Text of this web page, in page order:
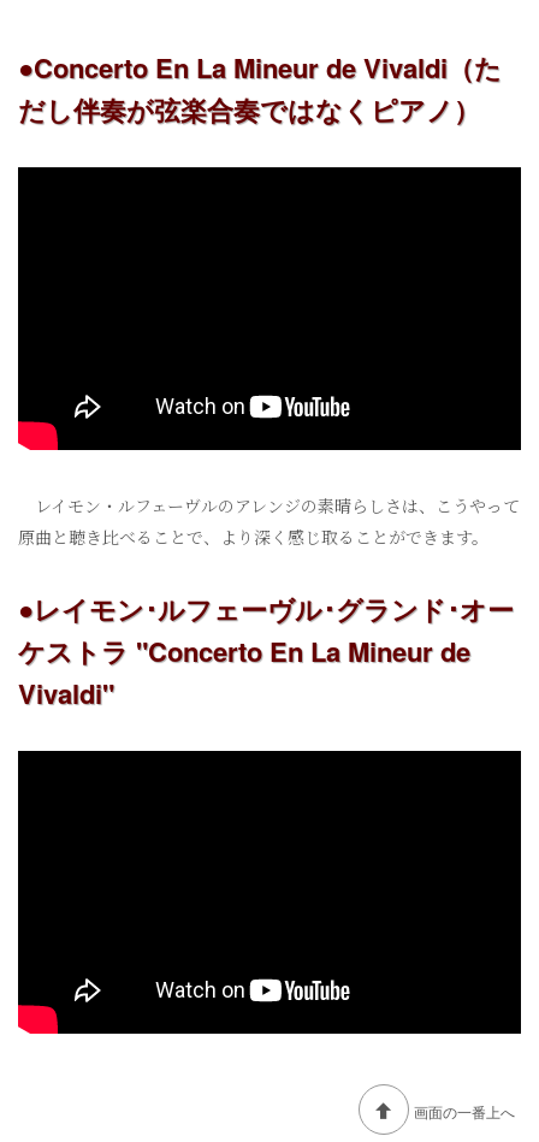
●Concerto En La Mineur de Vivaldi（た
だし伴奏が弦楽合奏ではなくピアノ）
レイモン・ルフェーヴルのアレンジの素晴らしさは、こうやって
原曲と聴き比べることで、より深く感じ取ることができます。
●レイモン･ルフェーヴル･グランド･オー
ケストラ "Concerto En La Mineur de
Vivaldi"
画面の一番上へ